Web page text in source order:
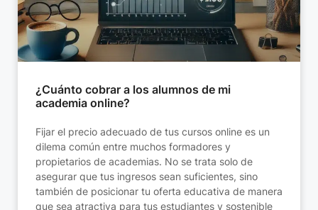
¿Cuánto cobrar a los alumnos de mi
academia online?
Fijar el precio adecuado de tus cursos online es un
dilema común entre muchos formadores y
propietarios de academias. No se trata solo de
asegurar que tus ingresos sean suficientes, sino
también de posicionar tu oferta educativa de manera
que sea atractiva para tus estudiantes y sostenible